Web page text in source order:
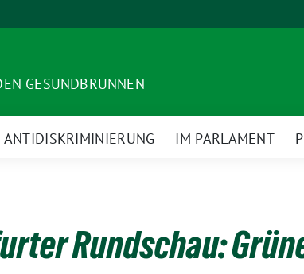
GESUNDBRUNNEN
ANTIDISKRIMINIERUNG IM PARLAMENT
Rundschau: